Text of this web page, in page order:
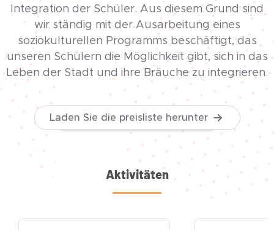
Integration der Schüler. Aus diesem Grund sind
wir ständig mit der Ausarbeitung eines
soziokulturellen Programms beschäftigt, das
unseren Schülern die Möglichkeit gibt, sich in das
Leben der Stadt und ihre Bräuche zu integrieren.
Laden Sie die preisliste herunter
Aktivitäten